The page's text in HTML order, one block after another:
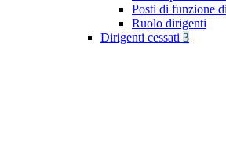
Posti di funzione
Ruolo dirigenti
Dirigenti cessati 3